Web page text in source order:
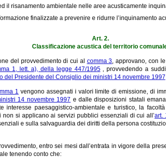
il risanamento ambientale nelle aree acusticamente
finalizzate a prevenire e ridurre l’inquinamento
Art. 2.
Classificazione acustica del territorio
del provvedimento di cui al comma 3, approvano, con
1, lett. a), della legge 447/1995, provvedendo a
del Presidente del Consiglio dei ministri 14 novembre 1997
1 vengono assegnati i valori limite di emissione, di
14 novembre 1997 e dalle disposizioni statali
interesse paesaggistico-ambientale e turistico, la
si applicano ai servizi pubblici essenziali di cui all’art.
e sulla salvaguardia dei diritti della persona
entro sei mesi dall’entrata in vigore della
tenendo conto che: